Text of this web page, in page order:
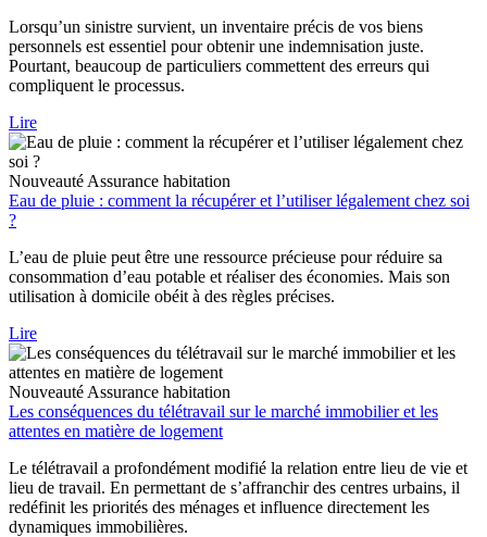
Lorsqu’un sinistre survient, un inventaire précis de vos biens
personnels est essentiel pour obtenir une indemnisation juste.
Pourtant, beaucoup de particuliers commettent des erreurs qui
compliquent le processus.
Lire
Nouveauté Assurance habitation
Eau de pluie : comment la récupérer et l’utiliser légalement chez soi
?
L’eau de pluie peut être une ressource précieuse pour réduire sa
consommation d’eau potable et réaliser des économies. Mais son
utilisation à domicile obéit à des règles précises.
Lire
Nouveauté Assurance habitation
Les conséquences du télétravail sur le marché immobilier et les
attentes en matière de logement
Le télétravail a profondément modifié la relation entre lieu de vie et
lieu de travail. En permettant de s’affranchir des centres urbains, il
redéfinit les priorités des ménages et influence directement les
dynamiques immobilières.